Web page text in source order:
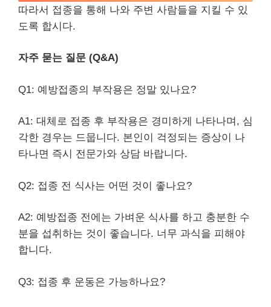
따라서 접종을 통해 나와 주변 사람들을 지킬 수 있
도록 합시다.
자주 묻는 질문 (Q&A)
Q1: 예방접종의 부작용은 정말 있나요?
A1: 대체로 접종 후 부작용은 경미하게 나타나며, 심
각한 경우는 드뭅니다. 본인이 걱정되는 증상이 나
타나면 즉시 전문가와 상담 바랍니다.
Q2: 접종 전 식사는 어떤 것이 좋나요?
A2: 예방접종 전에는 가벼운 식사를 하고 충분한 수
분을 섭취하는 것이 좋습니다. 너무 과식을 피해야
합니다.
Q3: 접종 후 운동은 가능하나요?